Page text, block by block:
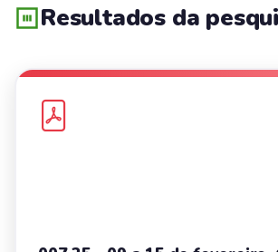
Resultados da